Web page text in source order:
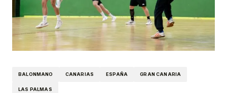
BALONMANO CANARIAS ESPAÑA GRAN CANARIA
LAS PALMAS